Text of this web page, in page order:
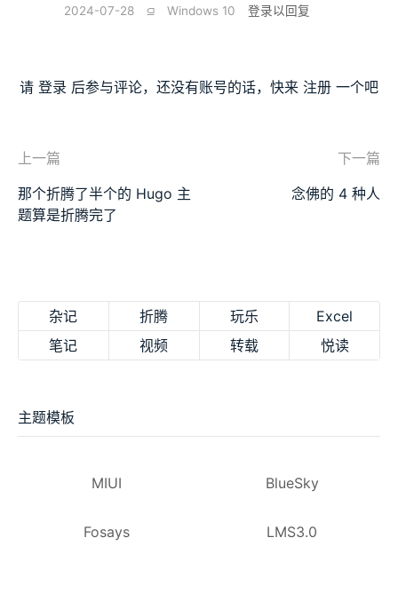
2024-07-28 ⫑ Windows 10 登录以回复
请 登录 后参与评论，还没有账号的话，快来 注册 一个吧
上一篇
那个折腾了半个的 Hugo 主
题算是折腾完了
下一篇
念佛的 4 种人
杂记 折腾 玩乐
Excel
笔记
视频 转载 悦读
主题模板
MIUI BlueSky
Fosays LMS3.0